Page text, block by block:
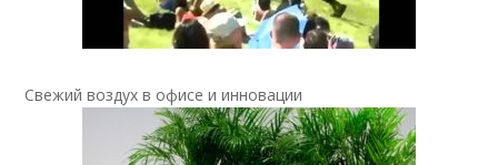
Свежий воздух в офисе и инновации